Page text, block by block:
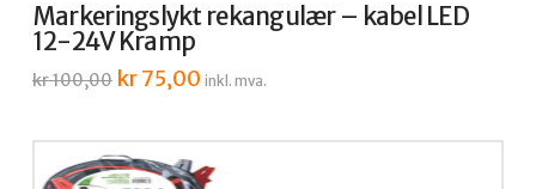
Markeringslykt rekangulær – kabel LED
12-24V Kramp
kr100,00 Opprinnelig
pris
kr75,00Nåværende
pris
inkl. mva.